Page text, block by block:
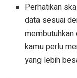
Perhatikan
data sesuai
kamu perlu
yang lebih